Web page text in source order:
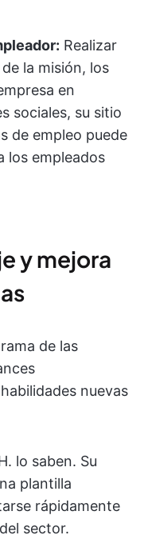
Realizar
la misión, los
en
sociales, su sitio
de empleo puede
los empleados
y mejora
de las
nuevas
lo saben. Su
plantilla
rápidamente
sector.